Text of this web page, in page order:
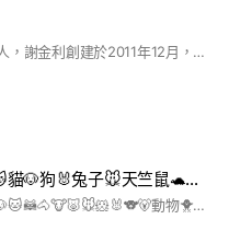
收益，股民學院成立之初，
同原則，打造散戶專屬聚集
利共贏，心往一處使，力往
，讓每一位加入股民學院的
大化，在賺錢的同時不忘記
善事業發展到底，贈人玫瑰
院從最初的3人，發展到如
我們用心善待每一位來到股
投資理念，幫助大家學會投
投資者成長，吸收中小力
完成股民學院目標，擴大慈
股民學院，由台灣自由投資人，謝金利創建於2011年12月，創立之初，僅有3位投資者，初回台灣，謝金利看到了，台灣市場的不同，他深知機構大於散戶，1+1=2的道理，不願看到很多投資者拿著自己的血汗錢，在投資市場中過著水深火熱的生活，更不願浪費自己多年求學海外，一身所學的本領，勵志要改變台灣市場的投資現狀，十年的時間，經歷了風風雨雨，已經發展成擁有上萬名投資者的團體，如今已經是台灣加權市場一股不可小視的投資力量。 股民學院，顧名思義，以股民以散戶為核心，去除機構化，共同進步，共同學習，共同收益，股民學院成立之初，一直按照校長謝金利的教導，堅持三同原則，打造散戶專屬聚集地，幫助投資者成長，相互進步，互利共贏，心往一處使，力往一處打，將資金優勢化成團體的力量，讓每一位加入股民學院的學員，承擔的投資風險分散，利益最大化，在賺錢的同時不忘記做人的根本，‘人之初，性本善’將慈善事業發展到底，贈人玫瑰手有餘香，經歷漫長的十年，股民學院從最初的3人，發展到如今的萬人，經歷了市場的起起落落，我們用心善待每一位來到股民學院的朋友，用最專業，最頂端的投資理念，幫助大家學會投資。 股民學院的宗旨：，共同進步，共同學習，共同收益， 股民學院成立的目的：幫助更多的散戶投資者成長，吸收中小力量，壯大股民學院，賺錢收益的同時完成股民學院目標，擴大慈善事業領域
👑寵物聯盟🐒毛孩🐠魚🐱貓🐶狗🐰兔子🐭天竺鼠🐢烏龜爬蟲🐦鸚鵡鴿子🌻團購昆蟲💖飼養領養🦉動物梗圖🦎流浪🐾
寵物系列~愛護各種生物🐵🐶🐱🦝🐴🐮🐷🐭🐹🐰🐨🐻動物🐥昆蟲🦋植物🌻純分享+聊天🐒梗圖圖片+影片🦍🦧🐕🦮🐕‍🦺🐩🐺🦊🐈🐈‍⬛🦁🐯🐅🐆🐴🐎🦄🦓🦌🦬🐂🐃🐄🐖🐗🐽🐏🐑🐐🐪🐫🦙🦒🐘🦣🦏🦛🐁🐀🐇🐿🦫🦔🦇🐻‍❄️🦥🦦🦨🦘🦡🐾🦃🐔🐓🐣🐤🐦🐧🕊🦅🦆🦢🦉🦤🪶🦩🦜🐟🦭🐬🦋🐞🐛🥀🌺🌼🌷🪴🌵 可愛/明星/天然/高職/高中/大學/美麗/美女/絕美/攝影/美圖/欣賞/圖片/影片/美麗/整形/專業/外拍/自拍/顏質/自拍手工/福利/美圖/美景/攝影師/麻豆/顏質/化妝/美顏/拍攝/技巧/造型/網紅/明星/韓流/韓系/手機/拍片/流行/時尚/潮流/韓星/綜藝/韓國/誘惑/絲襪/交友/聊天/打屁/高中生/大學生/交流/網美/女神/優質/女生/模特兒/開團/打卡/秘境/顏質/腳趾/分享/修圖/熱門/景點/model/展場小姐/名模/車展小姐/團購/工程師/鬼滅/愛好/毛孩/疫情/彩妝/橘貓/讀書會/學習/旅行/飯店/旅館/直播/直播主/手機/蘋果/校友/動森/動物森友會/公仔/代購/團購/中華職棒/中職/日本職棒/日職/分享/俱樂部/吃貨/副食品/減肥/美食/追劇/股票/米其林/追劇/股票/股市/台積電/面試/健身/人力/找工作/coin master/netflix/環島/存錢/親子/按摩/vip筆記談心交友/情報/新手/同好/愛好/自行車/單車/潛水/露營/登山/釣魚/NBA/健身/籃球/棒球MLB/足球兔子毛孩貓咪/柴犬/貴賓傳說對決手遊/遊戲討論/球鞋/極品/精品/美甲服飾彩妝保養/進擊的巨人排球少年海賊王公仔webtoon/甜點/美食/銅板美食吃貨/米其林民宿/環島景點民宿/景點/追劇/日劇韓劇/美劇家長功課/校友/社團/筆記/老師/大學/高中/好市多/老師知識工程師手機家電心事/愛情交心談心/研究所/育兒親子童裝/新手/媽咪/新手媽咪/轉學/求職/求學/面試外送上班族/房市理財信用卡存錢門市/創業/同業/團購/夥伴大小事資訊/雙北/臺北台北/台北市台北人/新北/新北市/新北人/基隆/基隆市/基隆人/桃園/桃園市桃園人中壢/中壢人/內壢/內壢人宜蘭/宜蘭市宜蘭人花蓮花蓮市花蓮人/花東台東/台東市/台東人/新竹新竹市/新竹人竹北北台灣/北部/中部/台中/台中市/台中人/雲林人/雲林彰化彰化人北屯南屯/白沙屯/大甲/高雄/高雄人岡山/岡山人/屏東/屏東人墾丁金門/金門人/綠島馬祖媽祖 皇冠聯盟。皇冠天選。猴神聯邦